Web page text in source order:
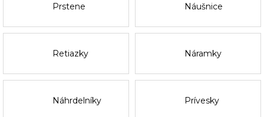
Prstene Náušnice
Retiazky Náramky
Náhrdelníky Prívesky